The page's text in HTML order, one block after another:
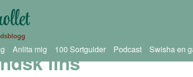
Anlita mig 100 Sortguider Podcast Swisha en
lins